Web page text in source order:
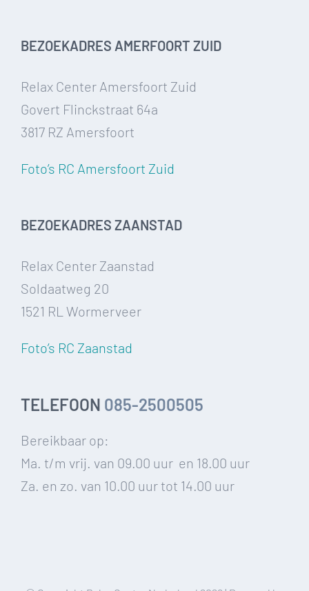
BEZOEKADRES AMERFOORT ZUID
Relax Center Amersfoort Zuid
Govert Flinckstraat 64a
3817 RZ Amersfoort
Foto’s RC Amersfoort Zuid
BEZOEKADRES ZAANSTAD
Relax Center Zaanstad
Soldaatweg 20
1521 RL Wormerveer
Foto’s RC Zaanstad
TELEFOON 085-2500505
Bereikbaar op:
Ma. t/m vrij. van 09.00 uur en 18.00 uur
Za. en zo. van 10.00 uur tot 14.00 uur